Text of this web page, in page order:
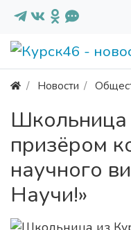
Новости
Школьница
призёром
научного
Научи!»